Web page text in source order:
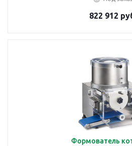
1000 шт/ч, 220/
822 912
Формователь